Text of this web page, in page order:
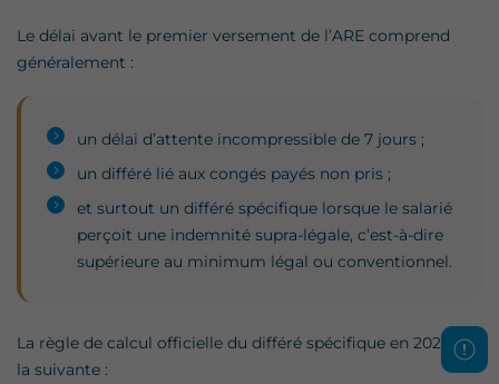
Le délai avant le premier versement de l’ARE comprend
généralement :
un délai d’attente incompressible de 7 jours ;
un différé lié aux congés payés non pris ;
et surtout un différé spécifique lorsque le salarié
perçoit une indemnité supra-légale, c’est-à-dire
supérieure au minimum légal ou conventionnel.
La règle de calcul officielle du différé spécifique en 2026 est
la suivante :